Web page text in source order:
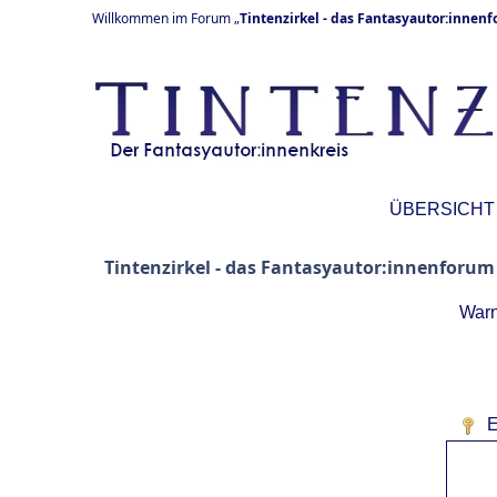
Willkommen im Forum „Tintenzirkel - das
ÜBERSICHT
Tintenzirkel - das Fantasyautor:innenforum